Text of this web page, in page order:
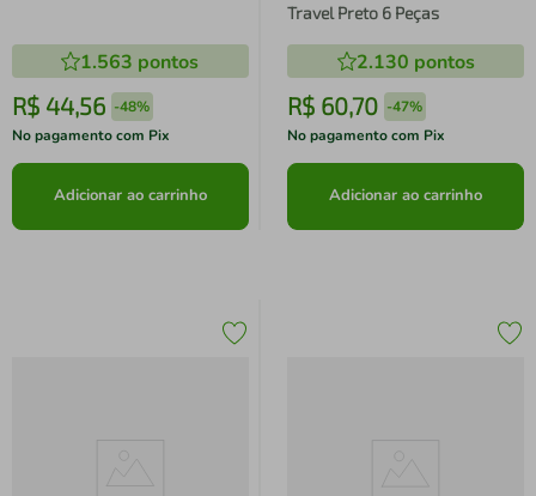
1.563 pontos
R$ 44,56 -48%
No pagamento com Pix
Adicionar ao carrinho
Travel Preto 6 Peças
2.130 pontos
R$ 60,70 -47%
No pagamento com Pix
Adicionar ao carrinho